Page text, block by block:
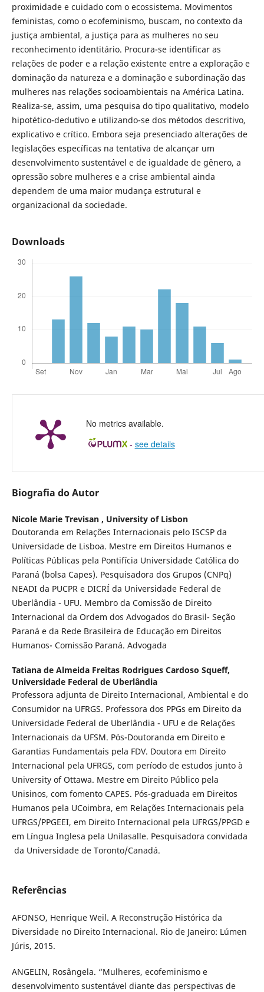
proximidade e cuidado com o ecossistema. Movimentos
feministas, como o ecofeminismo, buscam, no contexto da
justiça ambiental, a justiça para as mulheres no seu
reconhecimento identitário. Procura-se identificar as
relações de poder e a relação existente entre a exploração e
dominação da natureza e a dominação e subordinação das
mulheres nas relações socioambientais na América Latina.
Realiza-se, assim, uma pesquisa do tipo qualitativo, modelo
hipotético-dedutivo e utilizando-se dos métodos descritivo,
explicativo e crítico. Embora seja presenciado alterações de
legislações específicas na tentativa de alcançar um
desenvolvimento sustentável e de igualdade de gênero, a
opressão sobre mulheres e a crise ambiental ainda
dependem de uma maior mudança estrutural e
organizacional da sociedade.
Downloads
No metrics available.
- see details
Biografia do Autor
Nicole Marie Trevisan , University of Lisbon
Doutoranda em Relações Internacionais pelo ISCSP da
Universidade de Lisboa. Mestre em Direitos Humanos e
Políticas Públicas pela Pontifícia Universidade Católica do
Paraná (bolsa Capes). Pesquisadora dos Grupos (CNPq)
NEADI da PUCPR e DICRÍ da Universidade Federal de
Uberlândia - UFU. Membro da Comissão de Direito
Internacional da Ordem dos Advogados do Brasil- Seção
Paraná e da Rede Brasileira de Educação em Direitos
Humanos- Comissão Paraná. Advogada
Tatiana de Almeida Freitas Rodrigues Cardoso Squeff,
Universidade Federal de Uberlândia
Professora adjunta de Direito Internacional, Ambiental e do
Consumidor na UFRGS. Professora dos PPGs em Direito da
Universidade Federal de Uberlândia - UFU e de Relações
Internacionais da UFSM. Pós-Doutoranda em Direito e
Garantias Fundamentais pela FDV. Doutora em Direito
Internacional pela UFRGS, com período de estudos junto à
University of Ottawa. Mestre em Direito Público pela
Unisinos, com fomento CAPES. Pós-graduada em Direitos
Humanos pela UCoimbra, em Relações Internacionais pela
UFRGS/PPGEEI, em Direito Internacional pela UFRGS/PPGD e
em Língua Inglesa pela Unilasalle. Pesquisadora convidada
da Universidade de Toronto/Canadá.
Referências
AFONSO, Henrique Weil. A Reconstrução Histórica da
Diversidade no Direito Internacional. Rio de Janeiro: Lúmen
Júris, 2015.
ANGELIN, Rosângela. “Mulheres, ecofeminismo e
desenvolvimento sustentável diante das perspectivas de